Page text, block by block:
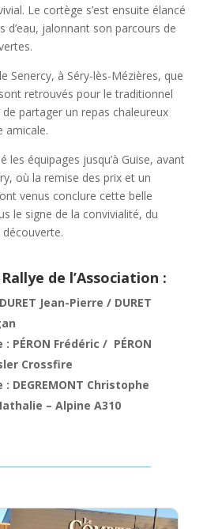
Le cortège s’est ensuite élancé
d’eau, jalonnant son parcours de
Senercy, à Séry-lès-Mézières, que
retrouvés pour le traditionnel
partager un repas chaleureux
amicale.
les équipages jusqu’à Guise, avant
où la remise des prix et un
venus conclure cette belle
le signe de la convivialité, du
de l’Association :
Jean-Pierre / DURET
PÉRON Frédéric / PÉRON
Crossfire
DEGREMONT Christophe
– Alpine A310